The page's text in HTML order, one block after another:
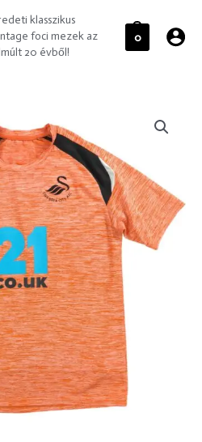
klasszikus
foci mezek az
20 évből!
0